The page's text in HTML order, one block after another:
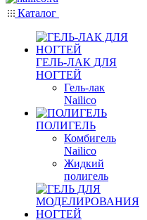
Каталог
ГЕЛЬ-ЛАК ДЛЯ
НОГТЕЙ
Гель-лак
Nailico
ПОЛИГЕЛЬ
Комбигель
Nailico
Жидкий
полигель